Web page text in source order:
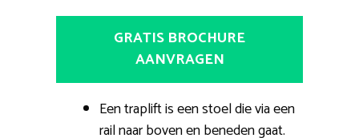
GRATIS BROCHURE
AANVRAGEN
Een traplift is een stoel die via een
rail naar boven en beneden gaat.